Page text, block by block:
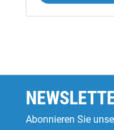
Abonnieren Sie